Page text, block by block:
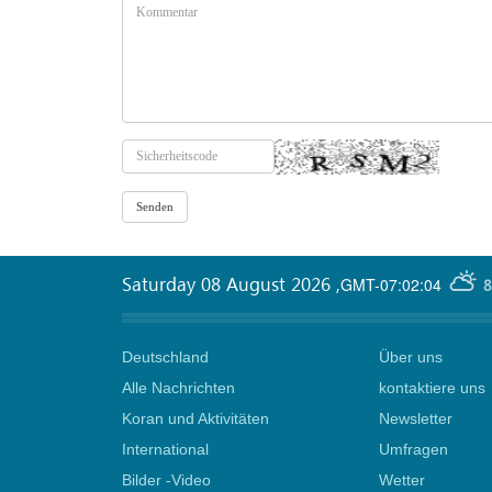
GMT-07:02:04
Saturday 08 August 2026 ,
Deutschland
Alle Nachrichten
Koran und Aktivitäten
International
Bilder -Video
Über uns
kontaktiere uns
Newsletter
Umfragen
Wetter